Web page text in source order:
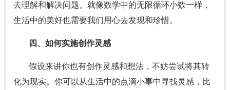
去理解和解决问题。就像数学中的无限循环小数一样，
生活中的美好也需要我们用心去发现和珍惜。
四、如何实施创作灵感
假设来讲你也有创作灵感和想法，不妨尝试将其转
化为现实。你可以从生活中的点滴小事中寻找灵感，比